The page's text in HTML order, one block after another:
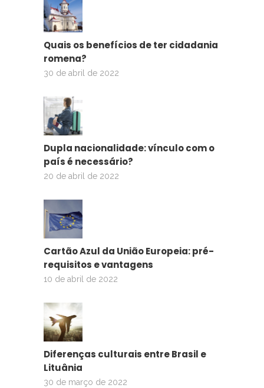
Quais os benefícios de ter cidadania
romena?
30 de abril de 2022
Dupla nacionalidade: vínculo com o
país é necessário?
20 de abril de 2022
Cartão Azul da União Europeia: pré-
requisitos e vantagens
10 de abril de 2022
Diferenças culturais entre Brasil e
Lituânia
30 de março de 2022